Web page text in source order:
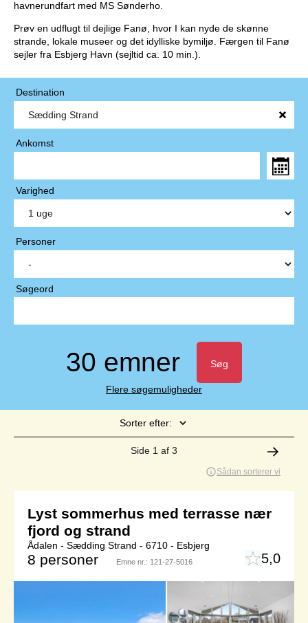
havnerundfart med MS Sønderho.
Prøv en udflugt til dejlige Fanø, hvor I kan nyde de skønne
strande, lokale museer og det idylliske bymiljø. Færgen til Fanø
sejler fra Esbjerg Havn (sejltid ca. 10 min.).
Destination
Ankomst
Varighed
Personer
Søgeord
30 emner Søg
Flere søgemuligheder
Sorter efter:
Side 1 af 3
Sådan sorterer vi
Lyst sommerhus med terrasse nær
fjord og strand
Ådalen - Sædding Strand - 6710 - Esbjerg
8 personer Emne nr.: 121-27-5016 5,0